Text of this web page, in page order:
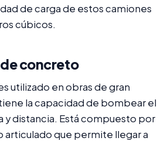
de carga de estos camiones
cúbicos.
concreto
utilizado en obras de gran
la capacidad de bombear el
y distancia. Está compuesto por
articulado que permite llegar a